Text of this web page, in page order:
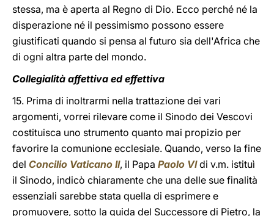
stessa, ma è aperta al Regno di Dio. Ecco perché né la
disperazione né il pessimismo possono essere
giustificati quando si pensa al futuro sia dell'Africa che
di ogni altra parte del mondo.
Collegialità affettiva ed effettiva
15. Prima di inoltrarmi nella trattazione dei vari
argomenti, vorrei rilevare come il Sinodo dei Vescovi
costituisca uno strumento quanto mai propizio per
favorire la comunione ecclesiale. Quando, verso la fine
del Concilio Vaticano II, il Papa Paolo VIdi v.m. istituì
il Sinodo, indicò chiaramente che una delle sue finalità
essenziali sarebbe stata quella di esprimere e
promuovere, sotto la guida del Successore di Pietro, la